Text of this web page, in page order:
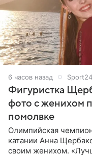
6 часов назад Sport24
Фигуристка
фото с женихом
помолвке
Олимпийская
катании Анна
своим женихом.